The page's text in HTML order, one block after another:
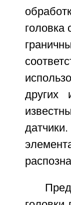
головка
других